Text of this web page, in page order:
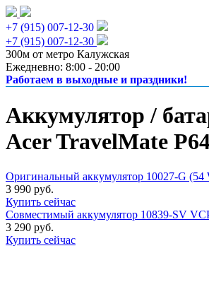
+7 (915) 007-12-30
+7 (915) 007-12-30
300м от метро Калужская
Ежедневно: 8:00 - 20:00
Работаем в выходные и праздники!
Аккумулятор /
Acer TravelMate
Оригинальный аккумулятор 10027-G (54
3 990 руб.
Купить сейчас
Совместимый аккумулятор 10839-SV
3 290 руб.
Купить сейчас